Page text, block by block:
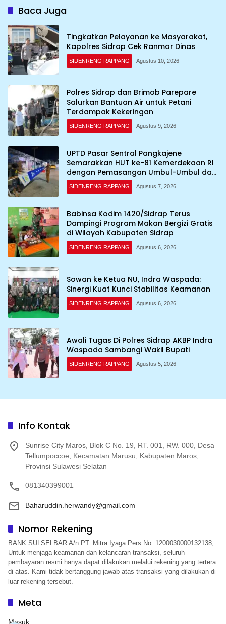
Baca Juga
Tingkatkan Pelayanan ke Masyarakat,
Kapolres Sidrap Cek Ranmor Dinas
SIDENRENG RAPPANG Agustus 10, 2026
Polres Sidrap dan Brimob Parepare
Salurkan Bantuan Air untuk Petani
Terdampak Kekeringan
SIDENRENG RAPPANG Agustus 9, 2026
UPTD Pasar Sentral Pangkajene
Semarakkan HUT ke-81 Kemerdekaan RI
dengan Pemasangan Umbul-Umbul dan
Dekorasi Merah Putih
SIDENRENG RAPPANG Agustus 7, 2026
Babinsa Kodim 1420/Sidrap Terus
Dampingi Program Makan Bergizi Gratis
di Wilayah Kabupaten Sidrap
SIDENRENG RAPPANG Agustus 6, 2026
Sowan ke Ketua NU, Indra Waspada:
Sinergi Kuat Kunci Stabilitas Keamanan
SIDENRENG RAPPANG Agustus 6, 2026
Awali Tugas Di Polres Sidrap AKBP Indra
Waspada Sambangi Wakil Bupati
SIDENRENG RAPPANG Agustus 5, 2026
Info Kontak
Sunrise City Maros, Blok C No. 19, RT. 001, RW. 000, Desa
Tellumpoccoe, Kecamatan Marusu, Kabupaten Maros,
Provinsi Sulawesi Selatan
081340399001
Baharuddin.herwandy@gmail.com
Nomor Rekening
BANK SULSELBAR A/n PT. Mitra Iyaga Pers No. 1200030000132138,
Untuk menjaga keamanan dan kelancaran transaksi, seluruh
pembayaran resmi hanya dapat dilakukan melalui rekening yang tertera
di atas. Kami tidak bertanggung jawab atas transaksi yang dilakukan di
luar rekening tersebut.
Meta
Masuk